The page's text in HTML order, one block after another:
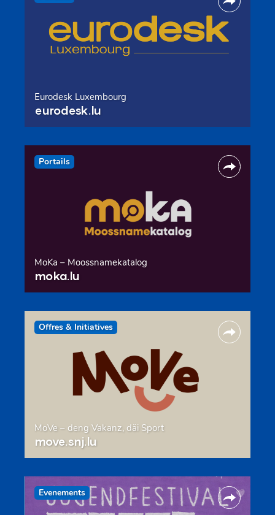
Eurodesk Luxembourg
eurodesk.lu
Portails
MoKa – Moossnamekatalog
moka.lu
Offres & Initiatives
MoVe – deng Vakanz, däi Sport
move.snj.lu
Evenements